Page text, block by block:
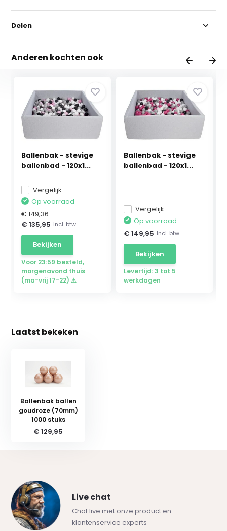
Delen
Anderen kochten ook
Ballenbak - stevige
ballenbad - 120x1...
Vergelijk
Op voorraad
€ 149,36
€ 135,95 Incl. btw
Bekijken
Voor 23:59 besteld,
morgenavond thuis
(ma-vrij 17-22) ⚠
Ballenbak - stevige
ballenbad - 120x1...
Vergelijk
Op voorraad
€ 149,95 Incl. btw
Bekijken
Levertijd: 3 tot 5
werkdagen
Laatst bekeken
Ballenbak ballen
goudroze (70mm)
1000 stuks
€ 129,95
Live chat
Chat live met onze product en
klantenservice experts